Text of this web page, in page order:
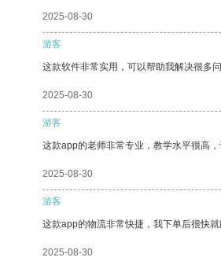
2025-08-30
游客
这款软件非常实用，可以帮助我解决很多
2025-08-30
游客
这款app的老师非常专业，教学水平很高，
2025-08-30
游客
这款app的物流非常快捷，我下单后很快就
2025-08-30